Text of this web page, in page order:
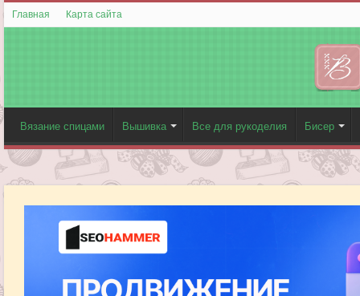
Главная Карта сайта
Вязание спицами Вышивка Все для рукоделия Бисер